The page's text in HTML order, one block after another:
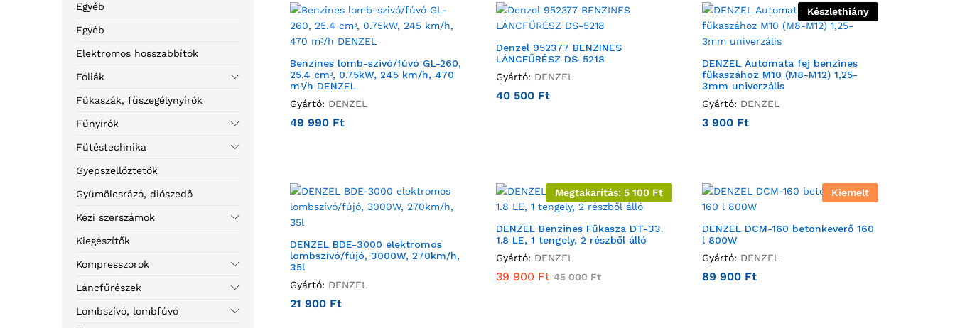
Benzines lomb-szivó/fúvó GL-260,
25.4 cmᵌ, 0.75kW, 245 km/h, 470
mᵌ/h DENZEL
Gyártó: DENZEL
49 990 Ft
Denzel 952377 BENZINES
LÁNCFŰRÉSZ DS-5218
Gyártó: DENZEL
40 500 Ft
Készlethiány
DENZEL Automata fej benzines
fűkaszához M10 (M8-M12) 1,25-
3mm univerzális
Gyártó: DENZEL
3 900 Ft
DENZEL BDE-3000 elektromos
lombszívó/fújó, 3000W, 270km/h,
35l
Gyártó: DENZEL
21 900 Ft
Megtakarítás: 5 100 Ft
DENZEL Benzines Fűkasza DT-33.
1.8 LE, 1 tengely, 2 részből álló
Gyártó: DENZEL
39 900 Ft 45 000Ft
Kiemelt
DENZEL DCM-160 betonkeverő 160
l 800W
Gyártó: DENZEL
89 900 Ft
Egyéb
Egyéb
Elektromos hosszabbítók
Fóliák
Fűkaszák, fűszegélynyírók
Fűnyírók
Fűtéstechnika
Gyepszellőztetők
Gyümölcsrázó, diószedő
Kézi szerszámok
Kiegészítők
Kompresszorok
Láncfűrészek
Lombszívó, lombfúvó